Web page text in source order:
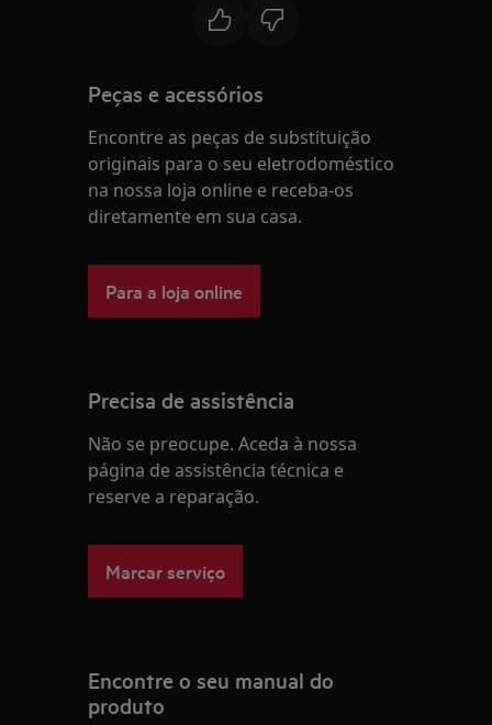
Peças e acessórios
Encontre as peças de substituição
originais para o seu eletrodoméstico
na nossa loja online e receba-os
diretamente em sua casa.
Para a loja online
Precisa de assistência
Não se preocupe. Aceda à nossa
página de assistência técnica e
reserve a reparação.
Marcar serviço
Encontre o seu manual do
produto